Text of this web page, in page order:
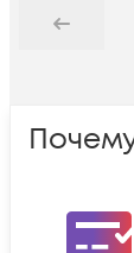
Назад